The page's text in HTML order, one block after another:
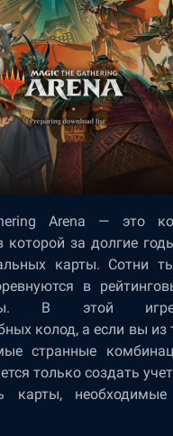
Arena — это
которой за долгие
карты. Сотни
в
В этой игре
колод, а если вы из
странные
только создать
карты,